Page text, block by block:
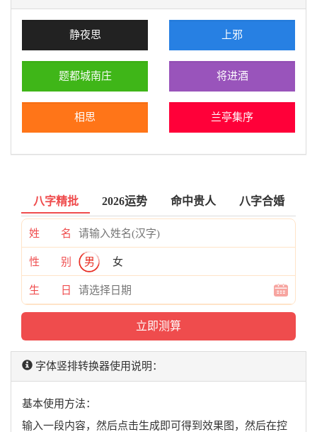
静夜思 上邪
题都城南庄 将进酒
相思 兰亭集序
八字精批 2026运势 命中贵人 八字合婚
姓 名
性 别 男 女
生 日
字体竖排转换器使用说明：
基本使用方法：
输入一段内容，然后点击生成即可得到效果图，然后在控